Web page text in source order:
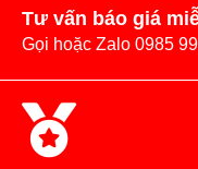
Tư vấn báo giá
Gọi hoặc Zalo 0985